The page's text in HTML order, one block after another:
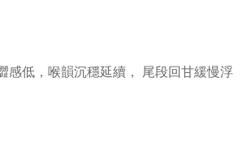
感低，喉韻沉穩延續， 尾段回甘緩慢浮